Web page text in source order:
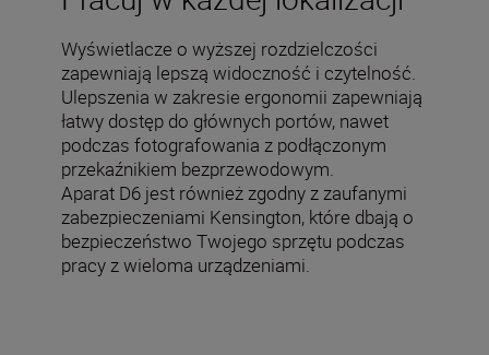
Wyświetlacze o wyższej rozdzielczości
zapewniają lepszą widoczność i czytelność.
Ulepszenia w zakresie ergonomii zapewniają
łatwy dostęp do głównych portów, nawet
podczas fotografowania z podłączonym
przekaźnikiem bezprzewodowym.
Aparat D6 jest również zgodny z zaufanymi
zabezpieczeniami Kensington, które dbają o
bezpieczeństwo Twojego sprzętu podczas
pracy z wieloma urządzeniami.